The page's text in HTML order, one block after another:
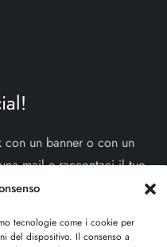
tecnologie come i cookie per
del dispositivo. Il consenso a
con un banner o con un
mail e raccontaci il tuo